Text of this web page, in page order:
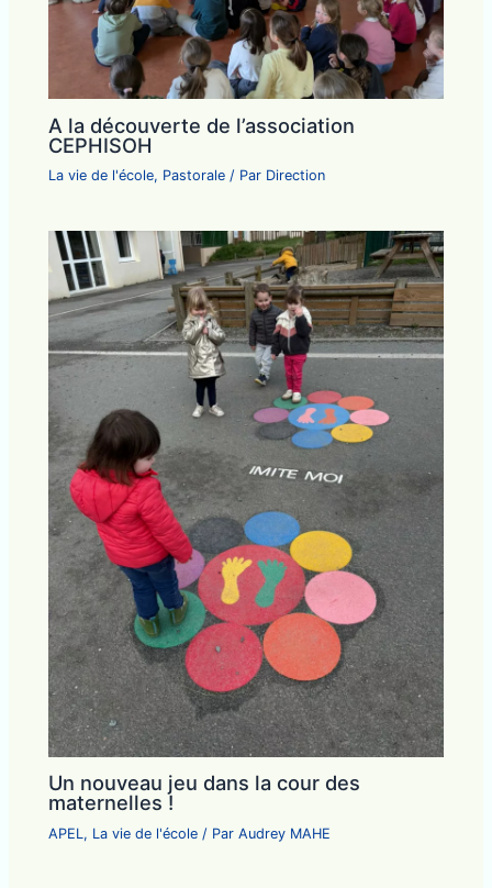
A la découverte de l’association
CEPHISOH
La vie de l'école, Pastorale / Par Direction
Un nouveau jeu dans la cour des
maternelles !
APEL , La vie de l'école / ParAudrey MAHE